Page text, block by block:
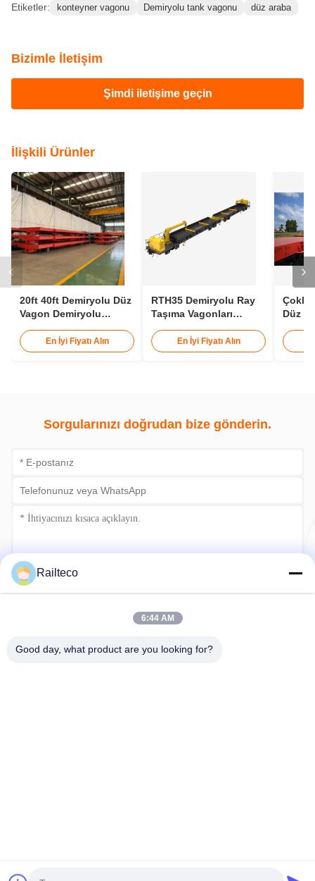
Etiketler: konteyner vagonu Demiryolu tank vagonu düz araba
Bizimle İletişim
Şimdi iletişime geçin
İlişkili Ürünler
20ft 40ft Demiryolu Düz
Vagon Demiryolu
En İyi Fiyatı Alın
RTH35 Demiryolu Ray
Taşıma Vagonları
25m Ray Vagonu
En İyi Fiyatı Alın
Çoklu
Düz
Sorgularınızı doğrudan bize gönderin.
Şimdi gönder
Railteco
6:44 AM
Good day, what product are you looking for?